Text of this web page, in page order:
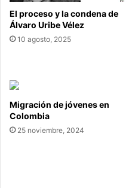
El proceso y la condena de
Álvaro Uribe Vélez
10 agosto, 2025
Migración de jóvenes en
Colombia
25 noviembre, 2024